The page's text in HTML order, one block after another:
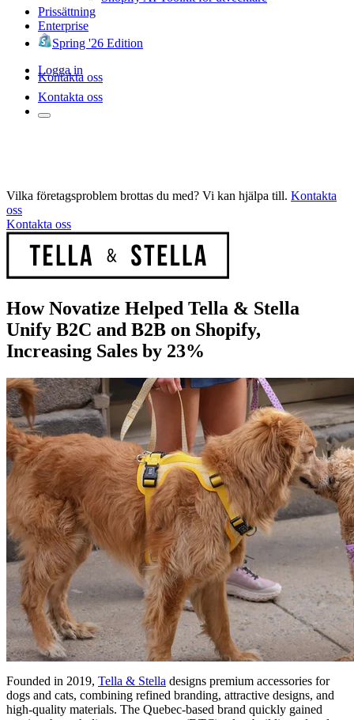
Prissättning
Enterprise
Spring '26 Edition
Logga in
Kontakta oss
Kontakta oss
Vilka företagsproblem brottas du med? Vi kan hjälpa till. Kontakta
oss
Kontakta oss
How Novatize Helped Tella & Stella
Unify B2C and B2B on Shopify,
Increasing Sales by 23%
Founded in 2019, Tella & Stella designs premium accessories for
dogs and cats, combining refined branding, attractive designs, and
high-quality materials. The Quebec-based brand quickly gained